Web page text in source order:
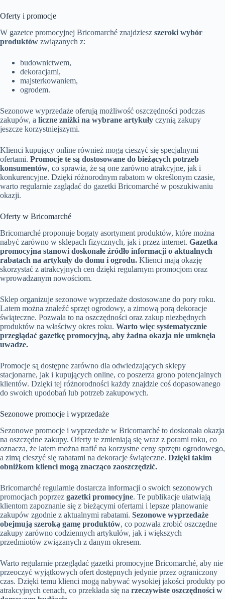
Oferty i promocje
W gazetce promocyjnej Bricomarché znajdziesz szeroki wybór
produktów związanych z:
budownictwem,
dekoracjami,
majsterkowaniem,
ogrodem.
Sezonowe wyprzedaże oferują możliwość oszczędności podczas
zakupów, a liczne zniżki na wybrane artykuły czynią zakupy
jeszcze korzystniejszymi.
Klienci kupujący online również mogą cieszyć się specjalnymi
ofertami. Promocje te są dostosowane do bieżących potrzeb
konsumentów, co sprawia, że są one zarówno atrakcyjne, jak i
konkurencyjne. Dzięki różnorodnym rabatom w określonym czasie,
warto regularnie zaglądać do gazetki Bricomarché w poszukiwaniu
okazji.
Oferty w Bricomarché
Bricomarché proponuje bogaty asortyment produktów, które można
nabyć zarówno w sklepach fizycznych, jak i przez internet. Gazetka
promocyjna stanowi doskonałe źródło informacji o aktualnych
rabatach na artykuły do domu i ogrodu. Klienci mają okazję
skorzystać z atrakcyjnych cen dzięki regularnym promocjom oraz
wprowadzanym nowościom.
Sklep organizuje sezonowe wyprzedaże dostosowane do pory roku.
Latem można znaleźć sprzęt ogrodowy, a zimową porą dekoracje
świąteczne. Pozwala to na oszczędności oraz zakup niezbędnych
produktów na właściwy okres roku. Warto więc systematycznie
przeglądać gazetkę promocyjną, aby żadna okazja nie umknęła
uwadze.
Promocje są dostępne zarówno dla odwiedzających sklepy
stacjonarne, jak i kupujących online, co poszerza grono potencjalnych
klientów. Dzięki tej różnorodności każdy znajdzie coś dopasowanego
do swoich upodobań lub potrzeb zakupowych.
Sezonowe promocje i wyprzedaże
Sezonowe promocje i wyprzedaże w Bricomarché to doskonała okazja
na oszczędne zakupy. Oferty te zmieniają się wraz z porami roku, co
oznacza, że latem można trafić na korzystne ceny sprzętu ogrodowego,
a zimą cieszyć się rabatami na dekoracje świąteczne. Dzięki takim
obniżkom klienci mogą znacząco zaoszczędzić.
Bricomarché regularnie dostarcza informacji o swoich sezonowych
promocjach poprzez gazetki promocyjne. Te publikacje ułatwiają
klientom zapoznanie się z bieżącymi ofertami i lepsze planowanie
zakupów zgodnie z aktualnymi rabatami. Sezonowe wyprzedaże
obejmują szeroką gamę produktów, co pozwala zrobić oszczędne
zakupy zarówno codziennych artykułów, jak i większych
przedmiotów związanych z danym okresem.
Warto regularnie przeglądać gazetki promocyjne Bricomarché, aby nie
przeoczyć wyjątkowych ofert dostępnych jedynie przez ograniczony
czas. Dzięki temu klienci mogą nabywać wysokiej jakości produkty po
atrakcyjnych cenach, co przekłada się na rzeczywiste oszczędności w